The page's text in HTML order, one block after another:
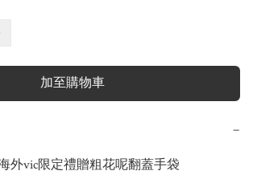
加至購物車
−
外vic限定禮贈粗花呢翻蓋手袋